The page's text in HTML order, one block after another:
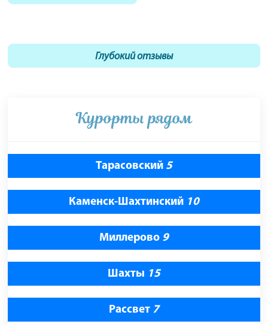
Глубокий отзывы
Курорты рядом
Тарасовский 5
Каменск-Шахтинский 10
Миллерово 9
Шахты 15
Рассвет 7